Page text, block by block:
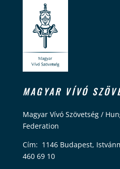
MAGYAR VÍVÓ
Magyar Vívó Szövetség /
Federation
Cím: 1146 Budapest,
460 69 10